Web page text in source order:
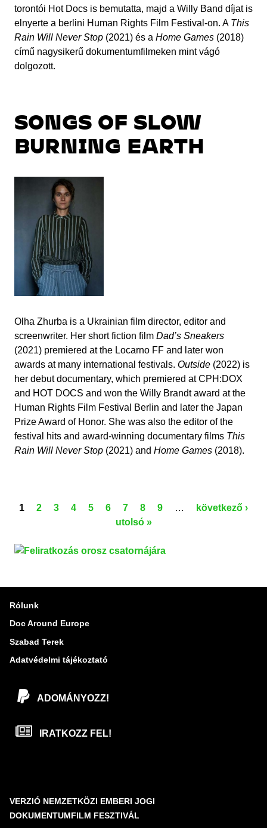
torontói Hot Docs is bemutatta, majd a Willy Band díjat is
elnyerte a berlini Human Rights Film Festival-on. A This
Rain Will Never Stop (2021) és a Home Games (2018)
című nagysikerű dokumentumfilmeken mint vágó
dolgozott.
SONGS OF SLOW
BURNING EARTH
Olha Zhurba is a Ukrainian film director, editor and
screenwriter. Her short fiction film Dad’s Sneakers
(2021) premiered at the Locarno FF and later won
awards at many international festivals. Outside (2022) is
her debut documentary, which premiered at CPH:DOX
and HOT DOCS and won the Willy Brandt award at the
Human Rights Film Festival Berlin and later the Japan
Prize Award of Honor. She was also the editor of the
festival hits and award-winning documentary films This
Rain Will Never Stop (2021) and Home Games (2018).
L
A
L
A
K
1 2 3 4 5 6 7 8 9 …
következő ›
utolsó »
VERZIÓ NEMZETKÖZI EMBERI JOGI
DOKUMENTUMFILM FESZTIVÁL
ADOMÁNYOZZ!
IRATKOZZ FEL!
Rólunk
Doc Around Europe
Szabad Terek
Adatvédelmi tájékoztató